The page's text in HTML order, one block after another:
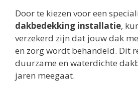
Door te kiezen voor een
dakbedekking installatie,
verzekerd zijn dat jouw dak
en zorg wordt behandeld. Dit
duurzame en waterdichte
jaren meegaat.